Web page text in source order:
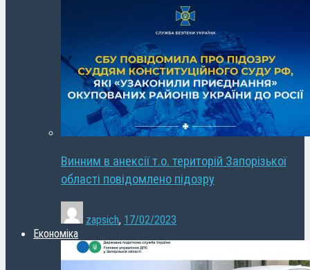
Винним в анексії т.о. територій Запорізької
області повідомлено підозру
zapsich, 17/02/2023
Економіка